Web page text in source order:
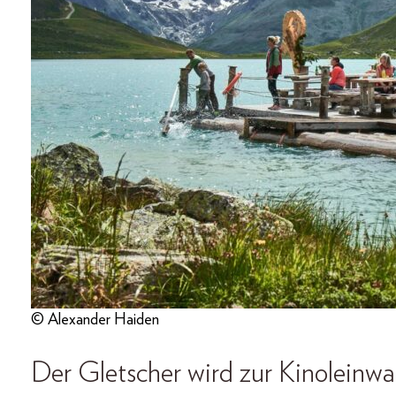
© Alexander Haiden
Der Gletscher wird zur